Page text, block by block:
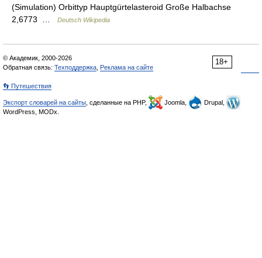
(Simulation) Orbittyp Hauptgürtelasteroid Große Halbachse
2,6773 …
Deutsch Wikipedia
18+
© Академик, 2000-2026
Обратная связь: Техподдержка Реклама на сайте
👣 Путешествия
Экспорт словарей на сайты , сделанные на PHP, Joomla,
Drupal,
WordPress, MODx.